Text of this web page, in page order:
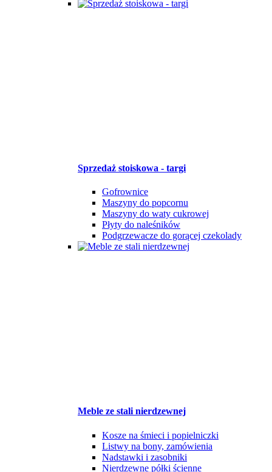
Sprzedaż stoiskowa - targi
Gofrownice
Maszyny do popcornu
Maszyny do waty cukrowej
Płyty do naleśników
Podgrzewacze do gorącej czekolady
Meble ze stali nierdzewnej
Kosze na śmieci i popielniczki
Listwy na bony, zamówienia
Nadstawki i zasobniki
Nierdzewne półki ścienne